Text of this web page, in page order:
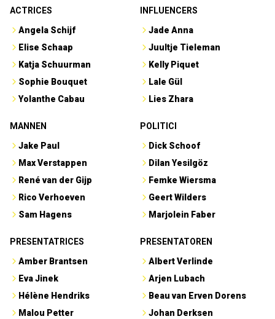
ACTRICES
Angela Schijf
Elise Schaap
Katja Schuurman
Sophie Bouquet
Yolanthe Cabau
INFLUENCERS
Jade Anna
Juultje Tieleman
Kelly Piquet
Lale Gül
Lies Zhara
MANNEN
Jake Paul
Max Verstappen
René van der Gijp
Rico Verhoeven
Sam Hagens
POLITICI
Dick Schoof
Dilan Yesilgöz
Femke Wiersma
Geert Wilders
Marjolein Faber
PRESENTATRICES
Amber Brantsen
Eva Jinek
Hélène Hendriks
Malou Petter
PRESENTATOREN
Albert Verlinde
Arjen Lubach
Beau van Erven Dorens
Johan Derksen